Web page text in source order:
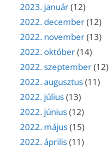
2023. január(12)
2022. december(12)
2022. november(13)
2022. október(14)
2022. szeptember(12)
2022. augusztus(11)
2022. július(13)
2022. június(12)
2022. május(15)
2022. április(11)